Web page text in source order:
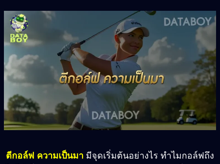
ตีกอล์ฟ ความเป็นมา มีจุดเริ่มต้นอย่างไร ทำไมกอล์ฟถึง